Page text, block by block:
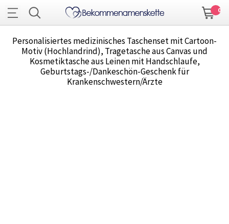
0
Personalisiertes medizinisches Taschenset mit Cartoon-
Motiv (Hochlandrind), Tragetasche aus Canvas und
Kosmetiktasche aus Leinen mit Handschlaufe,
Geburtstags-/Dankeschön-Geschenk für
Krankenschwestern/Ärzte